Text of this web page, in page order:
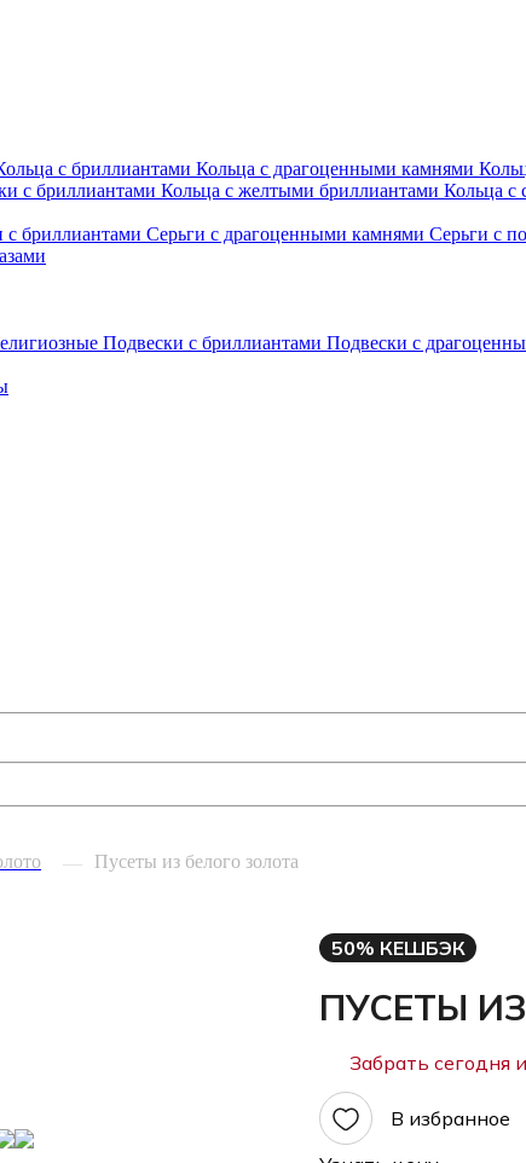
с бриллиантами Кольца с драгоценными камнями
с бриллиантами Кольца с желтыми бриллиантами Кольца с
с бриллиантами Серьги с драгоценными камнями Серьги с
Подвески с бриллиантами Подвески с
— Пусеты из белого золота
50% КЕШБЭК
ПУСЕТЫ
Забрать сегодня
В избранное